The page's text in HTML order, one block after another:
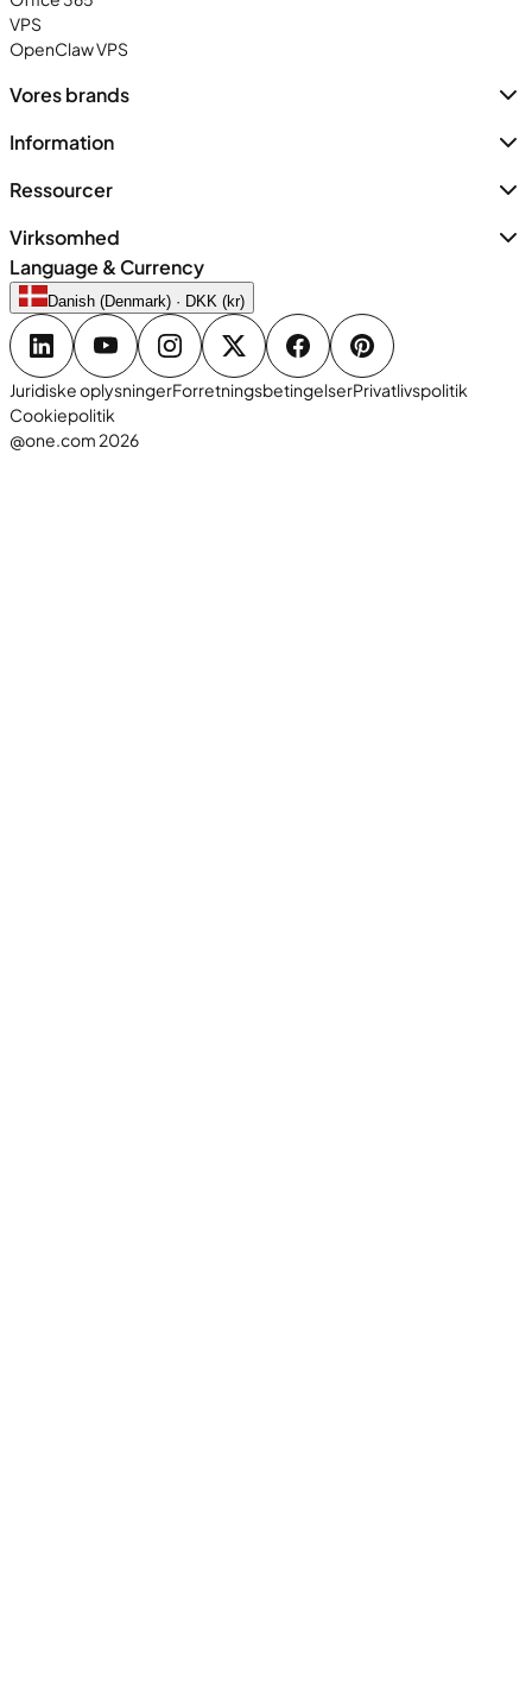
VPS
OpenClaw VPS
Vores brands
Information
Ressourcer
Virksomhed
Language & Currency
Danish (Denmark) · DKK (kr)
Juridiske oplysningerForretningsbetingelserPrivatlivspolitik
Cookiepolitik
@one.com 2026